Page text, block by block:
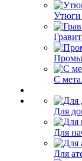
Утюги
С
Для
Для
Для